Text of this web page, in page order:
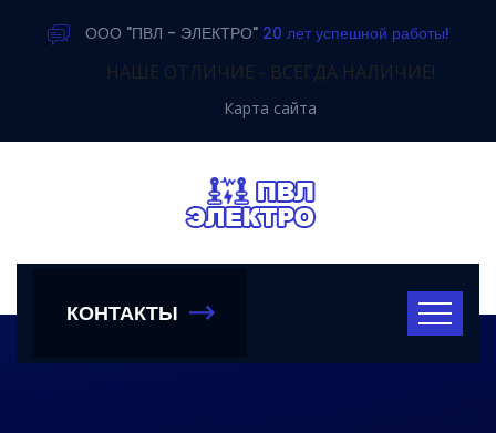
ООО "ПВЛ - ЭЛЕКТРО" 20 лет успешной работы!
НАШЕ ОТЛИЧИЕ - ВСЕГДА НАЛИЧИЕ!
Карта сайта
КОНТАКТЫ